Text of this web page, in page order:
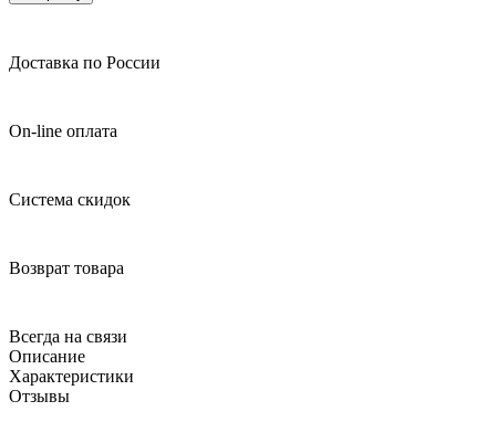
Доставка по России
On-line оплата
Система скидок
Возврат товара
Всегда на связи
Описание
Характеристики
Отзывы